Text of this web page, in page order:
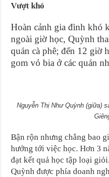
Vượt khó
Hoàn cảnh gia đình khó
ngoài giờ học, Quỳnh
quán cà phê; đến 12 giờ
gom vỏ bia ở các quán
Nguyễn Thị Như Quỳnh (giữa)
Bận rộn nhưng chẳng bao
hưởng tới việc học. Hơn 3
đạt kết quả học tập loại
Quỳnh được phía doanh